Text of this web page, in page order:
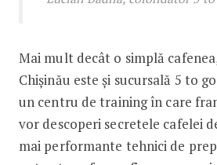
Mai mult decât o simplă
Chișinău este și sucursală 5 to
un centru de training în care
vor descoperi secretele cafelei
mai performante tehnici de